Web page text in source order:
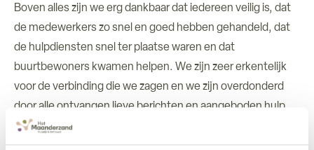
Boven alles zijn we erg dankbaar dat iedereen veilig is, dat
de medewerkers zo snel en goed hebben gehandeld, dat
de hulpdiensten snel ter plaatse waren en dat
buurtbewoners kwamen helpen. We zijn zeer erkentelijk
voor de verbinding die we zagen en we zijn overdonderd
door alle ontvangen lieve berichten en aangeboden hulp.